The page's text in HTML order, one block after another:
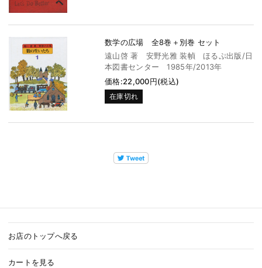
数学の広場 全8巻＋別巻 セット
遠山啓 著 安野光雅 装幀 ほるぷ出版/日
本図書センター 1985年/2013年
価格:22,000円(税込)
在庫切れ
お店のトップへ戻る
カートを見る